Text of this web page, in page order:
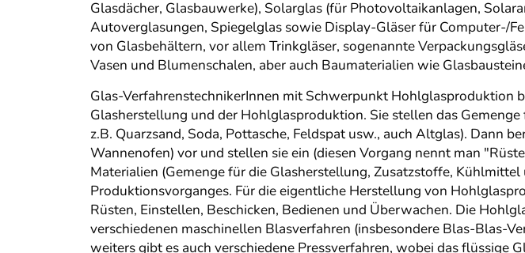
Glasdächer, Glasbauwerke), Solarglas (für Photovoltaikanlagen,
Autoverglasungen, Spiegelglas sowie Display-Gläser für Computer-/
von Glasbehältern, vor allem Trinkgläser, sogenannte
Vasen und Blumenschalen, aber auch Baumaterialien wie
Glas-VerfahrenstechnikerInnen mit Schwerpunkt Hohlglasproduktion
Glasherstellung und der Hohlglasproduktion. Sie stellen das
z.B. Quarzsand, Soda, Pottasche, Feldspat usw., auch Altglas). Dann
Wannenofen) vor und stellen sie ein (diesen Vorgang nennt man
Materialien (Gemenge für die Glasherstellung, Zusatzstoffe,
Produktionsvorganges. Für die eigentliche Herstellung von
Rüsten, Einstellen, Beschicken, Bedienen und Überwachen. Die
verschiedenen maschinellen Blasverfahren (insbesondere Blas-Blas-
weiters gibt es auch verschiedene Pressverfahren, wobei das flüssige